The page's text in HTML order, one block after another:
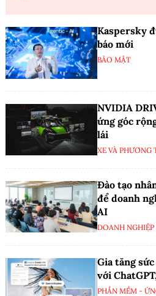
Kaspersky
báo mới
BẢO MẬT
NVIDIA
ứng góc
lái
XE VÀ PHƯƠNG
Đào tạo
để doanh
AI
DOANH NGHIỆP
Gia tăng
với
PHẦN MỀM -